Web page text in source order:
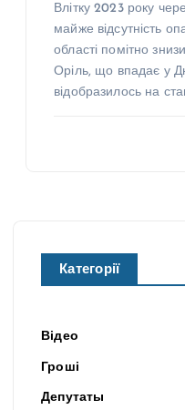
Влітку 2023 року
майже відсутність
області помітно
Оріль, що впадає у
відобразилось на
Категорії
Відео
Гроші
Депутаты